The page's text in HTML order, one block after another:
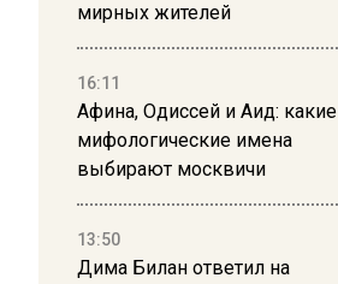
мирных жителей
16:11
Афина, Одиссей и Аид: какие
мифологические имена
выбирают москвичи
13:50
Дима Билан ответил на